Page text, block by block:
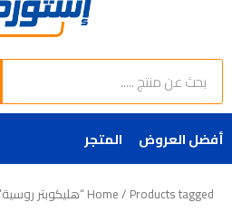
Search
أفضل العروض المتجر
Home/ Products tagged “هليكوبتر روسية”